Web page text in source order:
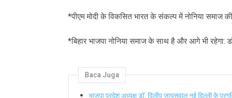
*पीएम मोदी के विकसित भारत के संकल्प में नोनिया समाज की
*बिहार भाजपा नोनिया समाज के साथ है और आगे भी रहेगा:
Baca Juga
भाजपा प्रदेश अध्यक्ष डॉ. दिलीप जायसवाल नई दिल्ली के